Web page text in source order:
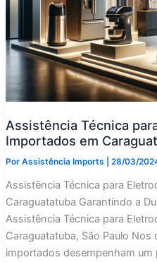
Assistência Técnica
Importados em
Por Assistência Imports 28/03/
Assistência Técnica para
Caraguatatuba Garantindo a
Assistência Técnica para
Caraguatatuba, São Paulo
importados desempenham um